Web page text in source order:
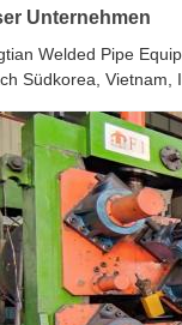
Unternehmen
Welded Pipe
Südkorea, Vietnam,